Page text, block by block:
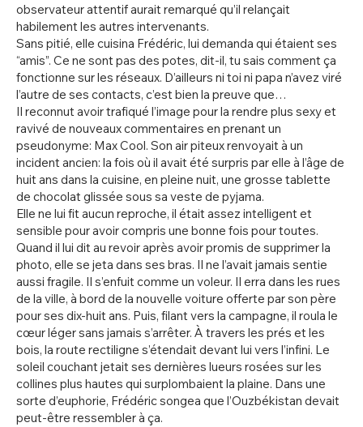
observateur attentif aurait remarqué qu’il relançait
habilement les autres intervenants.
Sans pitié, elle cuisina Frédéric, lui demanda qui étaient ses
“amis”. Ce ne sont pas des potes, dit-il, tu sais comment ça
fonctionne sur les réseaux. D’ailleurs ni toi ni papa n’avez viré
l’autre de ses contacts, c’est bien la preuve que…
Il reconnut avoir trafiqué l’image pour la rendre plus sexy et
ravivé de nouveaux commentaires en prenant un
pseudonyme: Max Cool. Son air piteux renvoyait à un
incident ancien: la fois où il avait été surpris par elle à l’âge de
huit ans dans la cuisine, en pleine nuit, une grosse tablette
de chocolat glissée sous sa veste de pyjama.
Elle ne lui fit aucun reproche, il était assez intelligent et
sensible pour avoir compris une bonne fois pour toutes.
Quand il lui dit au revoir après avoir promis de supprimer la
photo, elle se jeta dans ses bras. Il ne l’avait jamais sentie
aussi fragile. Il s’enfuit comme un voleur. Il erra dans les rues
de la ville, à bord de la nouvelle voiture offerte par son père
pour ses dix-huit ans. Puis, filant vers la campagne, il roula le
cœur léger sans jamais s’arrêter. À travers les prés et les
bois, la route rectiligne s’étendait devant lui vers l’infini. Le
soleil couchant jetait ses dernières lueurs rosées sur les
collines plus hautes qui surplombaient la plaine. Dans une
sorte d’euphorie, Frédéric songea que l’Ouzbékistan devait
peut-être ressembler à ça.